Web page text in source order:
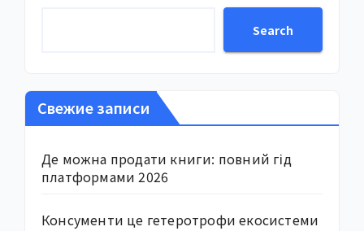
Search
Свежие записи
Де можна продати книги: повний гід
платформами 2026
Консументи це гетеротрофи екосистеми